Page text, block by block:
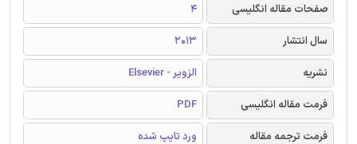
صفحات مقاله انگلیسی
4
سال انتشار
2013
نشریه
الزویر - Elsevier
فرمت مقاله انگلیسی
PDF
فرمت ترجمه مقاله
ورد تایپ شده